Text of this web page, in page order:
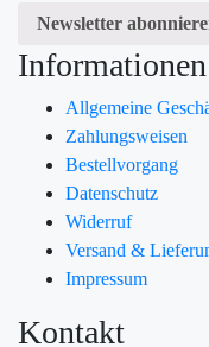
Informationen
Allgemeine
Zahlungsweisen
Bestellvorgang
Datenschutz
Widerruf
Versand &
Impressum
Kontakt